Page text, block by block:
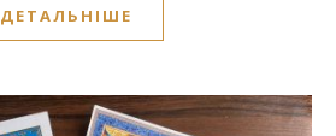
ДЕТАЛЬНІШЕ